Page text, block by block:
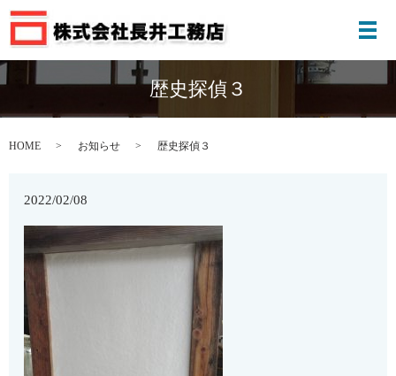
メ
歴史探偵３
HOME お知らせ 歴史探偵３
2022/02/08